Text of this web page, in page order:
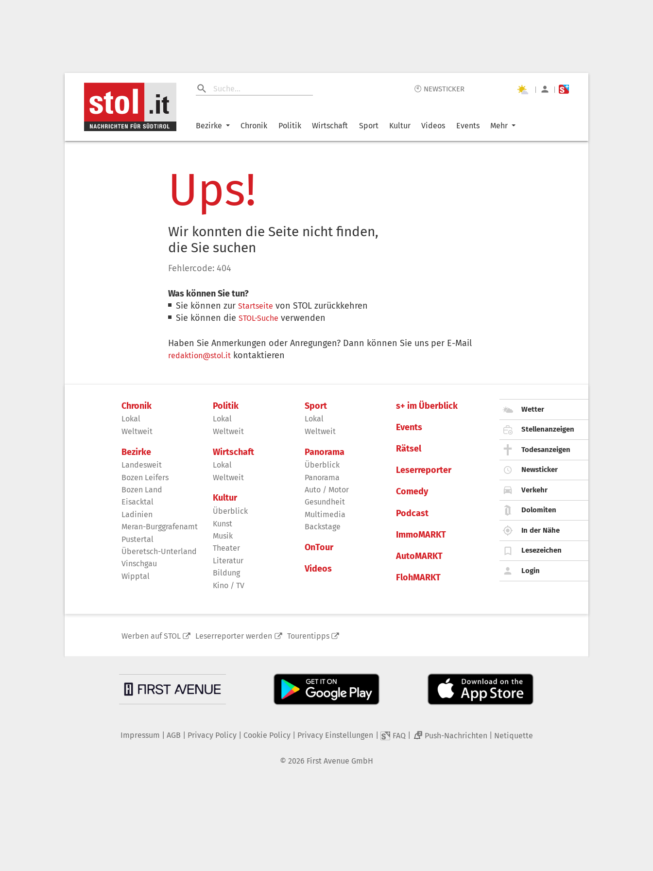
🕙 NEWSTICKER | |
Bezirke Chronik Politik Wirtschaft Sport Kultur Videos Events Mehr
Ups!
Wir konnten die Seite nicht finden,
die Sie suchen
Fehlercode: 404
Was können Sie tun?
Sie können zurStartseite von STOL zurückkehren
Sie können dieSTOL-Suche verwenden
Haben Sie Anmerkungen oder Anregungen? Dann können Sie uns per E-Mail
redaktion@stol.it kontaktieren
Chronik
Lokal
Weltweit
Bezirke
Landesweit
Bozen Leifers
Bozen Land
Eisacktal
Ladinien
Meran-Burggrafenamt
Pustertal
Überetsch-Unterland
Vinschgau
Wipptal
Politik
Lokal
Weltweit
Wirtschaft
Lokal
Weltweit
Kultur
Überblick
Kunst
Musik
Theater
Literatur
Bildung
Kino / TV
Sport
Lokal
Weltweit
Panorama
Überblick
Panorama
Auto / Motor
Gesundheit
Multimedia
Backstage
OnTour
Videos
s+ im Überblick
Events
Rätsel
Leserreporter
Comedy
Podcast
ImmoMARKT
AutoMARKT
FlohMARKT
Wetter
Stellenanzeigen
Todesanzeigen
Newsticker
Verkehr
Dolomiten
In der Nähe
Lesezeichen
Login
Werben auf STOL Leserreporter werden Tourentipps
Impressum AGB Privacy Policy| Cookie Policy| Privacy Einstellungen FAQ 2 Push-Nachrichten Netiquette
© 2026 First Avenue GmbH